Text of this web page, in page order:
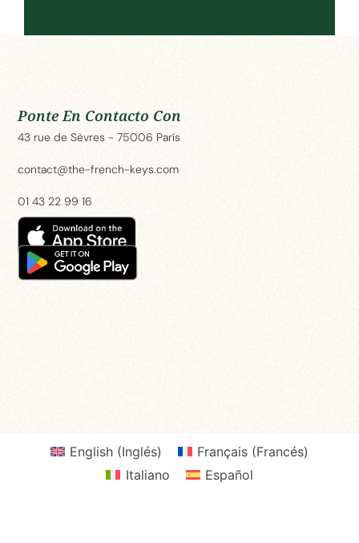
Ponte En Contacto Con
43 rue de Sèvres - 75006 París
contact@the-french-keys.com
01 43 22 99 16
English (Inglés) Français (Francés)
Italiano
Español